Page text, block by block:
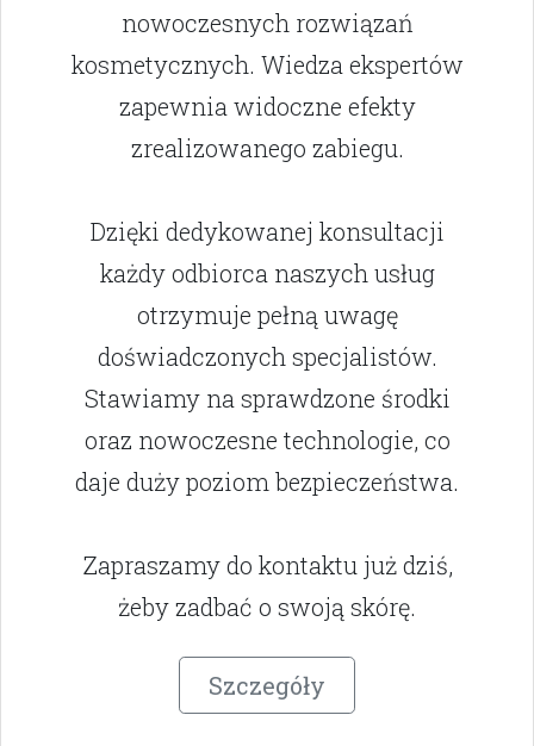
nowoczesnych rozwiązań
kosmetycznych. Wiedza ekspertów
zapewnia widoczne efekty
zrealizowanego zabiegu.
Dzięki dedykowanej konsultacji
każdy odbiorca naszych usług
otrzymuje pełną uwagę
doświadczonych specjalistów.
Stawiamy na sprawdzone środki
oraz nowoczesne technologie, co
daje duży poziom bezpieczeństwa.
Zapraszamy do kontaktu już dziś,
żeby zadbać o swoją skórę.
Szczegóły